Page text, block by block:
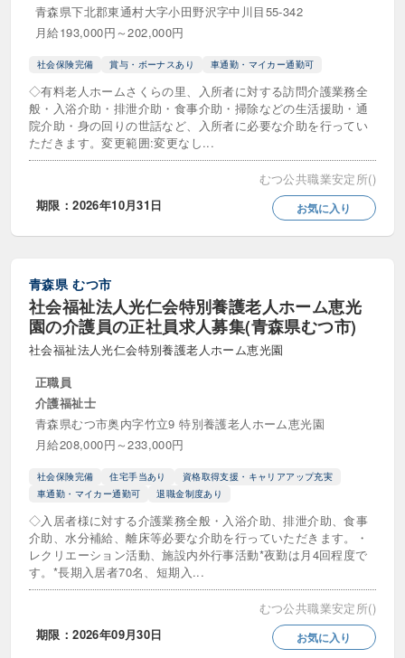
福祉用具専門相談員 精神保健福祉士
その他の資格・免許
雇用形態
パート・アルバイト
契約職員 会計年度任用職員
産休・育休代替職員
職種
サービス提供管理者（サビ管）
サービス提供責任者（サ責）
スクールソーシャルワーカー
世話人・生活施支援員 事務職・介護事務
介護タクシー 介護支援相談員
介護相談員 介護職・ケアワーカー
介護認定調査員 児童指導員
青森県下北郡東通村大字小田野沢字中川目55-342
月給193,000円～202,000円
社会保険完備 賞与・ボーナスあり 車通勤・マイカー通勤可
◇有料老人ホームさくらの里、入所者に対する訪問介護業務全
般・入浴介助・排泄介助・食事介助・掃除などの生活援助・通
院介助・身の回りの世話など、入所者に必要な介助を行ってい
ただきます。変更範囲:変更なし...
むつ公共職業安定所()
期限：2026年10月31日
お気に入り
青森県 むつ市
社会福祉法人光仁会特別養護老人ホーム恵光
園の介護員の正社員求人募集(青森県むつ市)
社会福祉法人光仁会特別養護老人ホーム恵光園
正職員
介護福祉士
青森県むつ市奥内字竹立9 特別養護老人ホーム恵光園
月給208,000円～233,000円
社会保険完備 住宅手当あり
資格取得支援・キャリアアップ充実
車通勤・マイカー通勤可
退職金制度あり
◇入居者様に対する介護業務全般・入浴介助、排泄介助、食事
介助、水分補給、離床等必要な介助を行っていただきます。・
レクリエーション活動、施設内外行事活動*夜勤は月4回程度で
す。*長期入居者70名、短期入...
むつ公共職業安定所()
期限：2026年09月30日
お気に入り